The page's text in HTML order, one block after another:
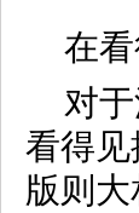
在
对
看得
版则